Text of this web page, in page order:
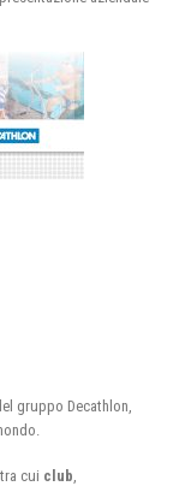
gruppo Decathlon,
cui club